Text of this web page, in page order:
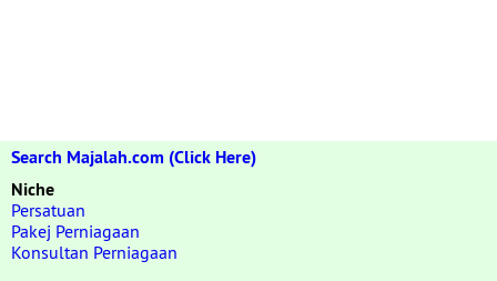
Search Majalah.com (Click Here)
Niche
Persatuan
Pakej Perniagaan
Konsultan Perniagaan